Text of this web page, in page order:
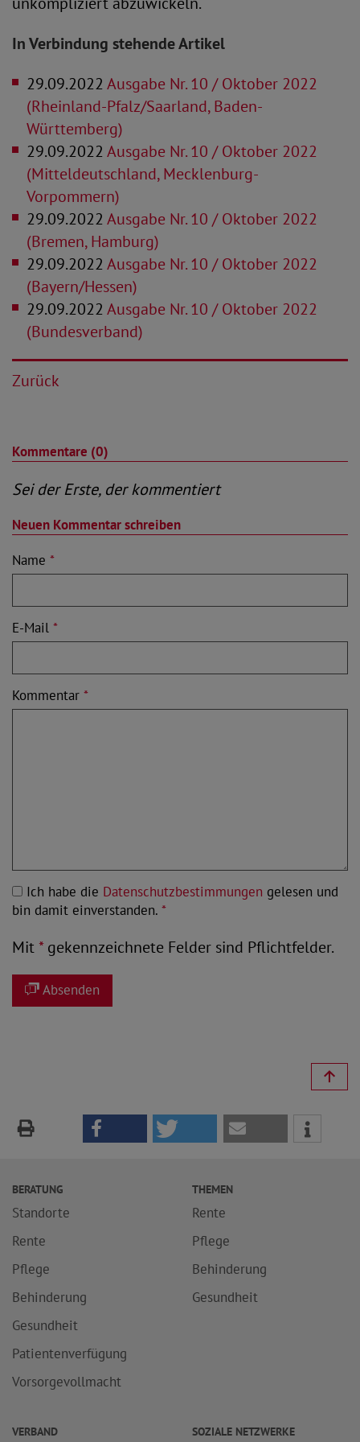
In Verbindung stehende Artikel
29.09.2022Ausgabe Nr. 10 / Oktober 2022
(Rheinland-Pfalz/Saarland, Baden-
Württemberg)
29.09.2022Ausgabe Nr. 10 / Oktober 2022
(Mitteldeutschland, Mecklenburg-
Vorpommern)
29.09.2022Ausgabe Nr. 10 / Oktober 2022
(Bremen, Hamburg)
29.09.2022Ausgabe Nr. 10 / Oktober 2022
(Bayern/Hessen)
29.09.2022Ausgabe Nr. 10 / Oktober 2022
(Bundesverband)
Zurück
Kommentare (0)
Sei der Erste, der kommentiert
Neuen Kommentar schreiben
Name *
E-Mail *
Kommentar *
Ich habe die Datenschutzbestimmungen gelesen und
bin damit einverstanden. *
Mit*gekennzeichnete Felder sind Pflichtfelder.
Absenden
BERATUNG
Standorte
Rente
Pflege
Behinderung
Gesundheit
Patientenverfügung
Vorsorgevollmacht
THEMEN
Rente
Pflege
Behinderung
Gesundheit
VERBAND SOZIALE NETZWERKE